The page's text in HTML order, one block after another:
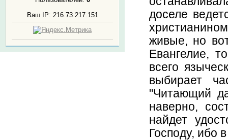
Ваш IP: 216.73.217.151
доселе
живые, но
Евангелие,
всего
выбирает
"Читающий
наверно,
найдет
Господу, ибо